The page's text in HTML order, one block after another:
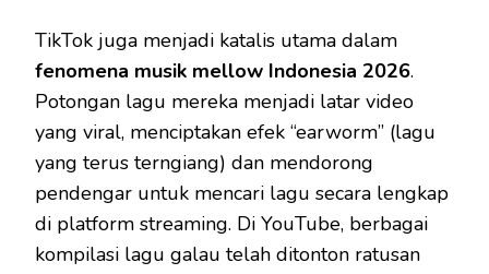
TikTok juga menjadi katalis utama dalam
fenomena musik mellow Indonesia 2026.
Potongan lagu mereka menjadi latar video
yang viral, menciptakan efek “earworm” (lagu
yang terus terngiang) dan mendorong
pendengar untuk mencari lagu secara lengkap
di platform streaming. Di YouTube, berbagai
kompilasi lagu galau telah ditonton ratusan